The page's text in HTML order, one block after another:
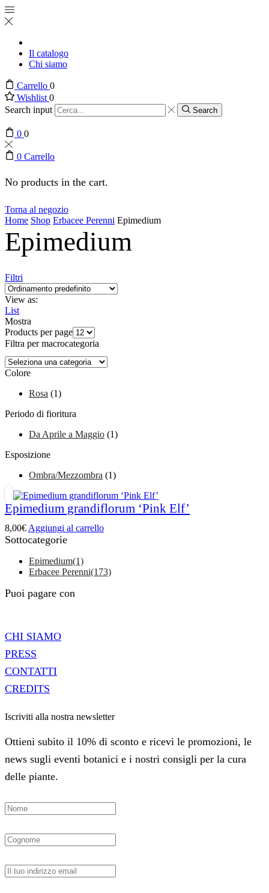
Il catalogo
Chi siamo
Carrello 0
Wishlist 0
Search input
Search
0 0
0 Carrello
No products in the cart.
Torna al negozio
Home Shop Erbacee Perenni Epimedium
Epimedium
Filtri
View as:
List
Mostra
Products per page
Filtra per macrocategoria
Colore
Rosa (1)
Periodo di fioritura
Da Aprile a Maggio (1)
Esposizione
Ombra/Mezzombra (1)
Epimedium grandiflorum ‘Pink Elf’
8,00€ Aggiungi al carrello
Sottocategorie
Epimedium(1)
Erbacee Perenni(173)
Puoi pagare con
CHI SIAMO
PRESS
CONTATTI
CREDITS
Iscriviti alla nostra newsletter
Ottieni subito il 10% di sconto e ricevi le promozioni, le
news sugli eventi botanici e i nostri consigli per la cura
delle piante.